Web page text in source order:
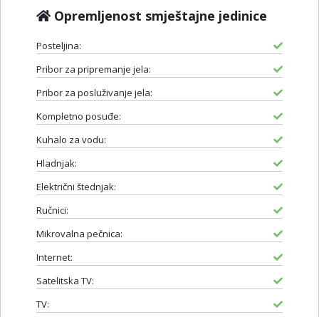
Opremljenost smještajne jedinice
Posteljina:
Pribor za pripremanje jela:
Pribor za posluživanje jela:
Kompletno posuđe:
Kuhalo za vodu:
Hladnjak:
Električni štednjak:
Ručnici:
Mikrovalna pečnica:
Internet:
Satelitska TV:
TV: